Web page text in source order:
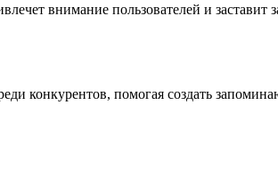
внимание пользователей и
конкурентов, помогая создать